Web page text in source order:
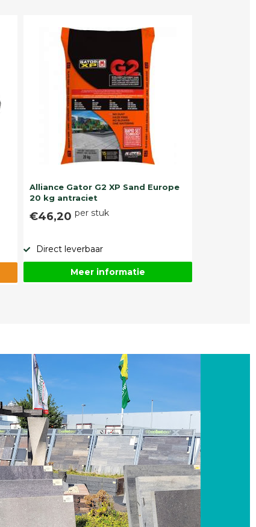
Alliance Gator G2 XP Sand Europe
20 kg antraciet
€46,20 per stuk
Direct leverbaar
Meer informatie